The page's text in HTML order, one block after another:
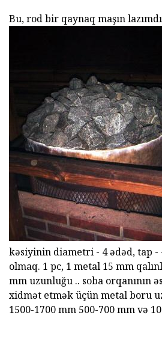
Bu, rod bir qaynaq maşın
kəsiyinin diametri - 4 ədəd, tap -
olmaq. 1 pc, 1 metal 15 mm
mm uzunluğu .. soba orqanının
xidmət etmək üçün metal boru
1500-1700 mm 500-700 mm və